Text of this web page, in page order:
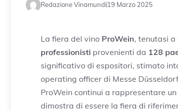
Redazione Vinamundi19 Marzo 2025
La fiera del vino ProWein, tenutasi a
professionisti provenienti da 128
significativo di espositori, stimato
operating officer di Messe
ProWein continui a rappresentare
dimostra di essere la fiera di